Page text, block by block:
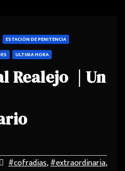
ESTACIÓN DE PENITENCIA
ULTIMA HORA
Realejo | Un
#cofradias,#extraordinaria,